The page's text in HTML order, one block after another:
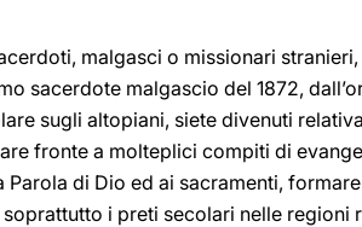
malgasci o missionari
sacerdote malgascio del 1872,
sugli altopiani, siete divenuti
fronte a molteplici compiti di
di Dio ed ai sacramenti,
i preti secolari nelle regioni